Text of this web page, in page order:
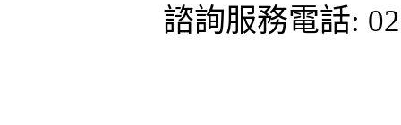
諮詢服務電話: